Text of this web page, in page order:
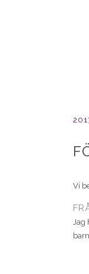
Vi
Jag